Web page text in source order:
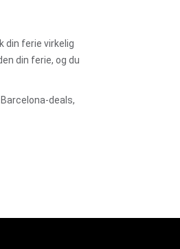
din ferie virkelig
din ferie, og du
deals,